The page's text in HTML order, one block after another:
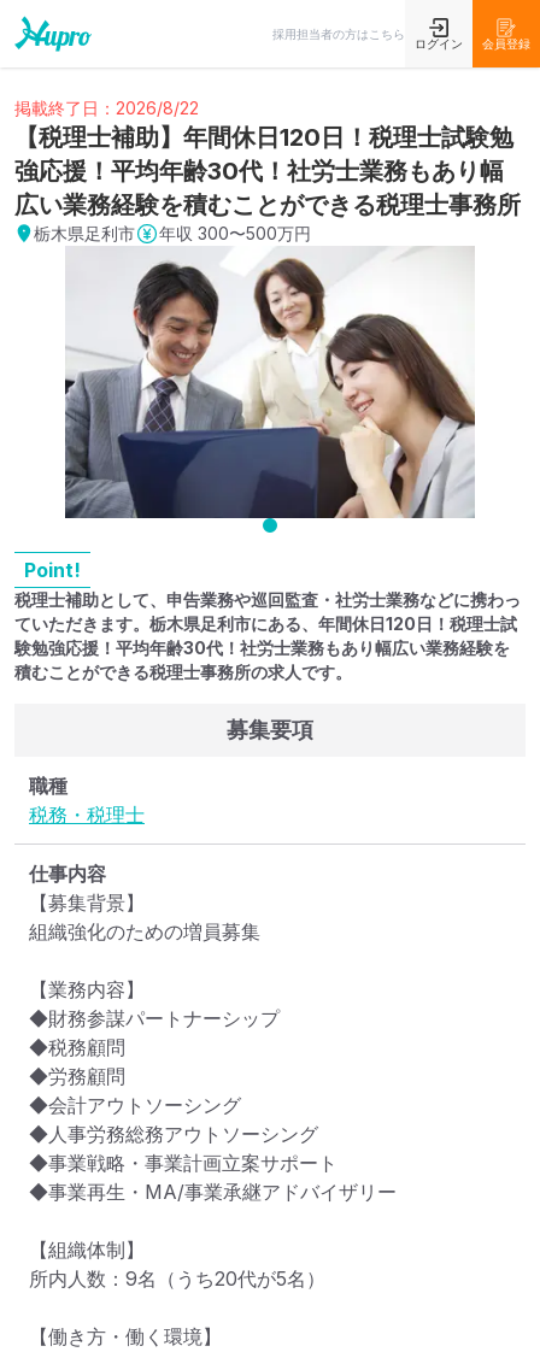
採用担当者の方はこちら
ログイン 会員登録
掲載終了日：2026/8/22
【税理士補助】年間休日120日！税理士試験勉
強応援！平均年齢30代！社労士業務もあり幅
広い業務経験を積むことができる税理士事務所
栃木県足利市 年収 300〜500万円
Point!
税理士補助として、申告業務や巡回監査・社労士業務などに携わっ
ていただきます。栃木県足利市にある、年間休日120日！税理士試
験勉強応援！平均年齢30代！社労士業務もあり幅広い業務経験を
積むことができる税理士事務所の求人です。
募集要項
職種
税務・税理士
仕事内容
【募集背景】
組織強化のための増員募集
【業務内容】
◆財務参謀パートナーシップ
◆税務顧問
◆労務顧問
◆会計アウトソーシング
◆人事労務総務アウトソーシング
◆事業戦略・事業計画立案サポート
◆事業再生・MA/事業承継アドバイザリー
【組織体制】
所内人数：9名（うち20代が5名）
【働き方・働く環境】